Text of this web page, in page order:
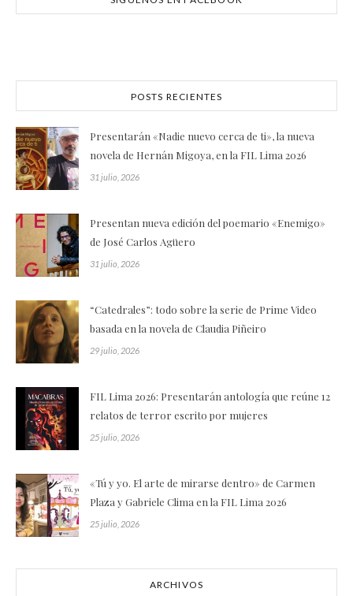
POSTS RECIENTES
Presentarán «Nadie nuevo cerca de ti», la nueva
novela de Hernán Migoya, en la FIL Lima 2026
31 julio, 2026
Presentan nueva edición del poemario «Enemigo»
de José Carlos Agüero
31 julio, 2026
“Catedrales”: todo sobre la serie de Prime Video
basada en la novela de Claudia Piñeiro
29 julio, 2026
FIL Lima 2026: Presentarán antología que reúne 12
relatos de terror escrito por mujeres
25 julio, 2026
«Tú y yo. El arte de mirarse dentro» de Carmen
Plaza y Gabriele Clima en la FIL Lima 2026
25 julio, 2026
ARCHIVOS